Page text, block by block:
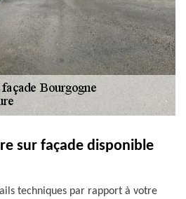
sur façade disponible
techniques par rapport à votre